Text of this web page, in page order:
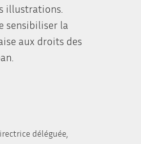
illustrations.
sensibiliser la
aux droits des
déléguée,